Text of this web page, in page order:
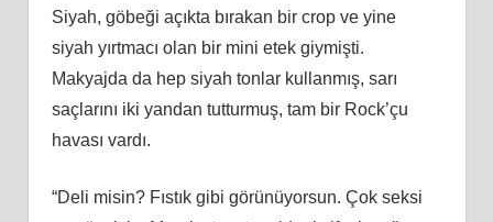
Siyah, göbeği açıkta bırakan bir crop ve yine
siyah yırtmacı olan bir mini etek giymişti.
Makyajda da hep siyah tonlar kullanmış, sarı
saçlarını iki yandan tutturmuş, tam bir Rock’çu
havası vardı.
“Deli misin? Fıstık gibi görünüyorsun. Çok seksi